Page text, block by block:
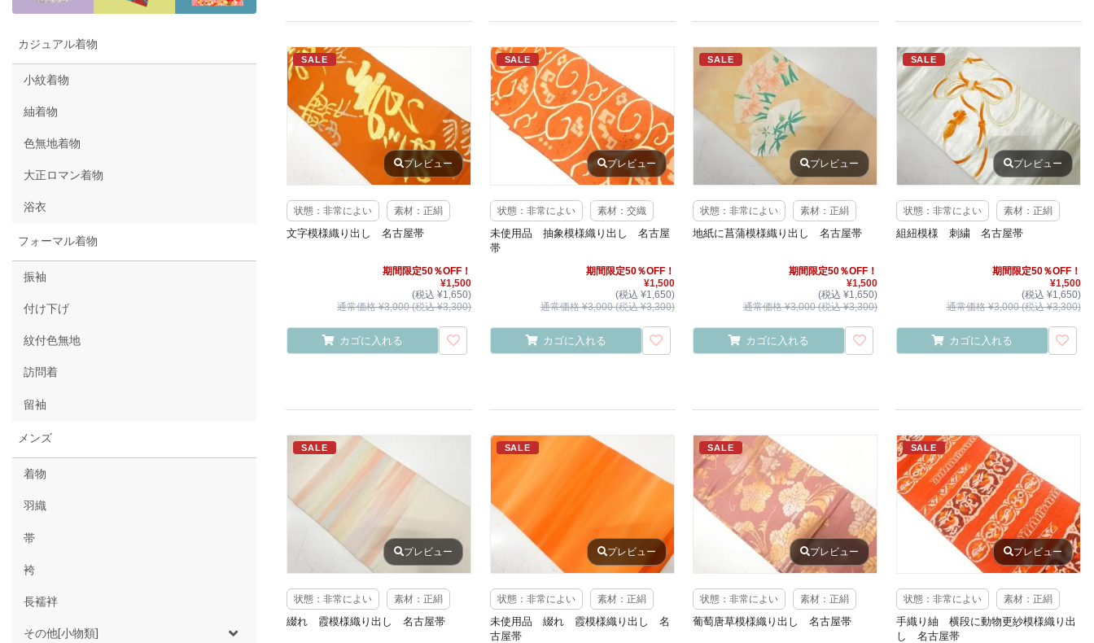
カジュアル着物
小紋着物
紬着物
色無地着物
大正ロマン着物
浴衣
フォーマル着物
振袖
付け下げ
紋付色無地
訪問着
留袖
メンズ
着物
羽織
帯
袴
長襦袢
その他[小物類]
SALE
プレビュー
状態：非常によい 素材：正絹
文字模様織り出し 名古屋帯
期間限定50％OFF！
¥1,500
(税込 ¥1,650)
通常価格 ¥3,000 (税込 ¥3,300)
カゴに入れる
SALE
プレビュー
状態：非常によい 素材：交織
未使用品 抽象模様織り出し 名古屋
帯
期間限定50％OFF！
¥1,500
(税込 ¥1,650)
通常価格 ¥3,000 (税込 ¥3,300)
カゴに入れる
SALE
プレビュー
状態：非常によい 素材：正絹
地紙に菖蒲模様織り出し 名古屋帯
期間限定50％OFF！
¥1,500
(税込 ¥1,650)
通常価格 ¥3,000 (税込 ¥3,300)
カゴに入れる
SALE
プレビュー
状態：非常によい 素材：正絹
組紐模様 刺繍 名古屋帯
期間限定50％OFF！
¥1,500
(税込 ¥1,650)
通常価格 ¥3,000 (税込 ¥3,300)
カゴに入れる
SALE
プレビュー
状態：非常によい 素材：正絹
綴れ 霞模様織り出し 名古屋帯
SALE
プレビュー
状態：非常によい 素材：正絹
未使用品 綴れ 霞模様織り出し 名
古屋帯
SALE
プレビュー
状態：非常によい 素材：正絹
葡萄唐草模様織り出し 名古屋帯
SALE
プレビュー
状態：非常によい 素材：正絹
手織り紬 横段に動物更紗模様織り出
し 名古屋帯